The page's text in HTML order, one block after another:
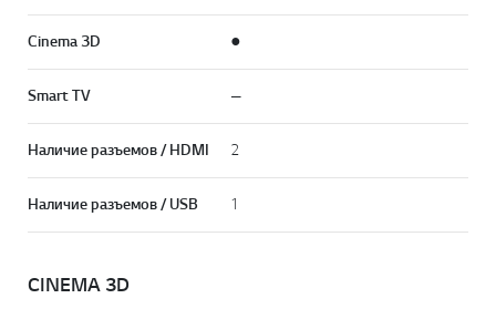
Cinema 3D ●
Smart TV —
Наличие разъемов / HDMI 2
Наличие разъемов / USB 1
CINEMA 3D